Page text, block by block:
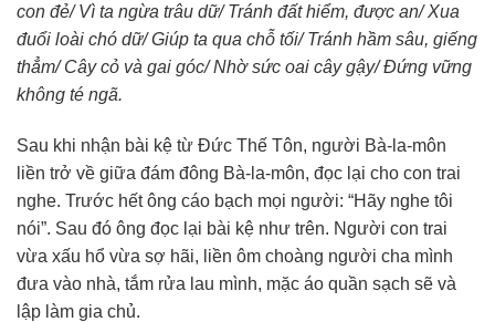
con đẻ/ Vì ta ngừa trâu dữ/ Tránh đất hiểm, được an/ Xua
đuổi loài chó dữ/ Giúp ta qua chỗ tối/ Tránh hầm sâu, giếng
thẳm/ Cây cỏ và gai góc/ Nhờ sức oai cây gậy/ Đứng vững
không té ngã.
Sau khi nhận bài kệ từ Đức Thế Tôn, người Bà-la-môn
liền trở về giữa đám đông Bà-la-môn, đọc lại cho con trai
nghe. Trước hết ông cáo bạch mọi người: “Hãy nghe tôi
nói”. Sau đó ông đọc lại bài kệ như trên. Người con trai
vừa xấu hổ vừa sợ hãi, liền ôm choàng người cha mình
đưa vào nhà, tắm rửa lau mình, mặc áo quần sạch sẽ và
lập làm gia chủ.